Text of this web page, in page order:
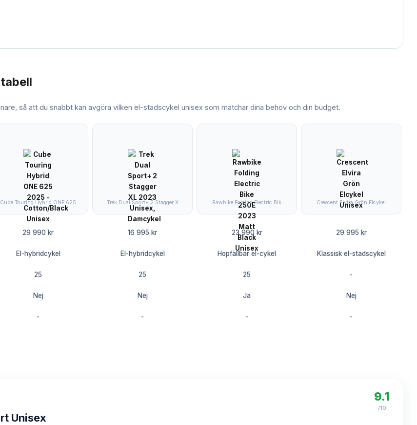
så att du snabbt kan avgöra vilken el-stadscykel unisex som matchar dina behov och din budget.
Cube Touring Hybrid ONE 625 Trek Dual Sport+ 2 Stagger X Rawbike Folding Electric Bik Crescent Elvira Grön Elcykel
29 990 kr 16 995 kr 23 990 kr 29 995 kr
El-hybridcykel El-hybridcykel Hopfällbar el-cykel Klassisk el-stadscykel
25 25 25 -
Nej Nej Ja Nej
- - - -
Unisex
9.1
/10